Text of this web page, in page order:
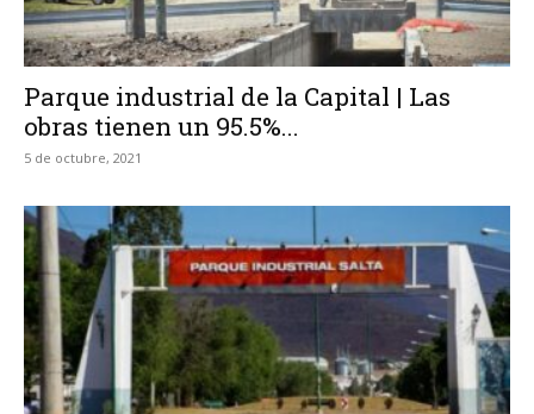
Parque industrial de la Capital | Las
obras tienen un 95.5%...
5 de octubre, 2021